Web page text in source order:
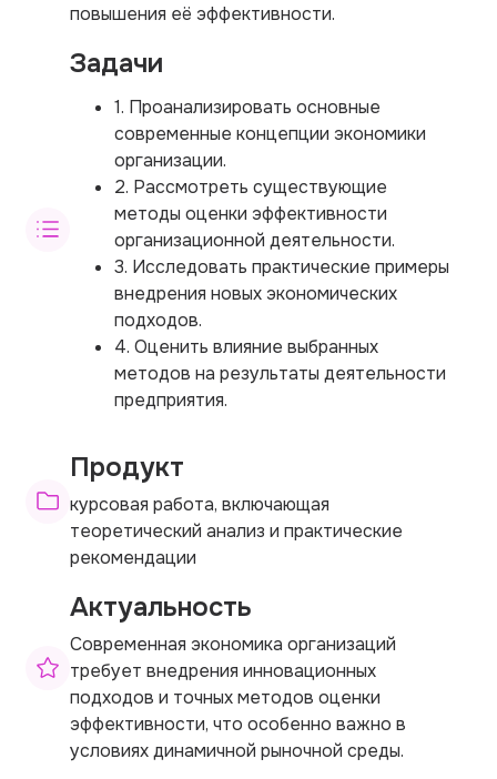
повышения её эффективности.
Задачи
1. Проанализировать основные
современные концепции экономики
организации.
2. Рассмотреть существующие
методы оценки эффективности
организационной деятельности.
3. Исследовать практические примеры
внедрения новых экономических
подходов.
4. Оценить влияние выбранных
методов на результаты деятельности
предприятия.
Продукт
курсовая работа, включающая
теоретический анализ и практические
рекомендации
Актуальность
Современная экономика организаций
требует внедрения инновационных
подходов и точных методов оценки
эффективности, что особенно важно в
условиях динамичной рыночной среды.